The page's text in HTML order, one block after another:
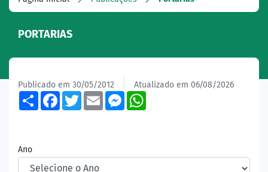
PORTARIAS
Publicado em 30/05/2012 Atualizado em 06/08/2026
ShareFacebook
TwitterEmailMessenger
Ano